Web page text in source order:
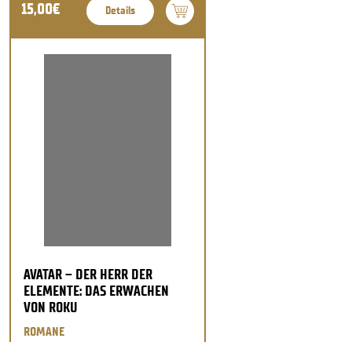
15,00€ Details
AVATAR – DER HERR DER
ELEMENTE: DAS ERWACHEN
VON ROKU
ROMANE